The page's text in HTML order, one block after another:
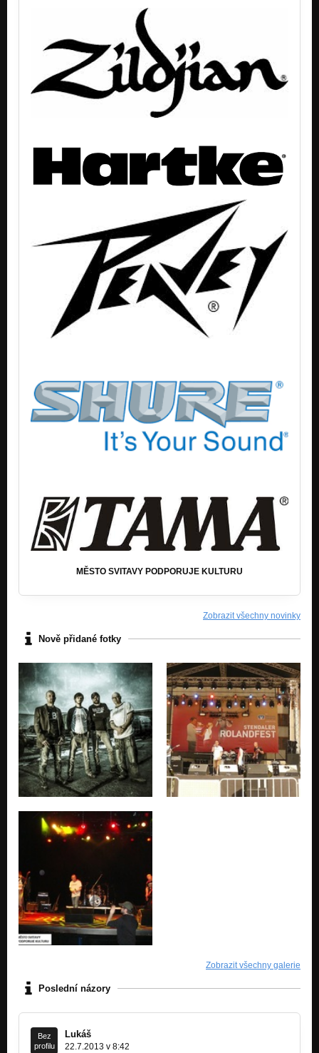
MĚSTO SVITAVY PODPORUJE KULTURU
Zobrazit všechny novinky
Nově přidané fotky
Zobrazit všechny galerie
Poslední názory
Bez
profilu
Lukáš
22.7.2013 v 8:42